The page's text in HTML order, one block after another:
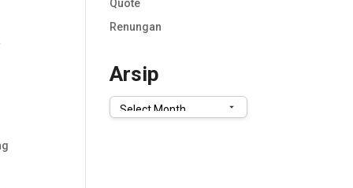
Quote
Renungan
Arsip
Arsip